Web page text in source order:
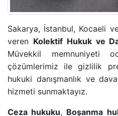
TASARRUFUN IPTALI
YÜRÜTMENIN
HÜKMÜN
TRAFIK CEZASINA ITIRAZ
Sakarya, İstanbul, Kocaeli
veren Kolektif Hukuk ve
Müvekkil memnuniyeti
çözümlerimiz ile gizlilik
hukuki danışmanlık ve
hizmeti sunmaktayız.
Ceza hukuku, Boşanma